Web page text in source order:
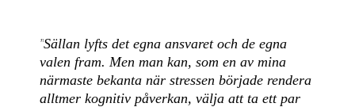
”Sällan lyfts det egna ansvaret och de egna
valen fram. Men man kan, som en av mina
närmaste bekanta när stressen började rendera
alltmer kognitiv påverkan, välja att ta ett par